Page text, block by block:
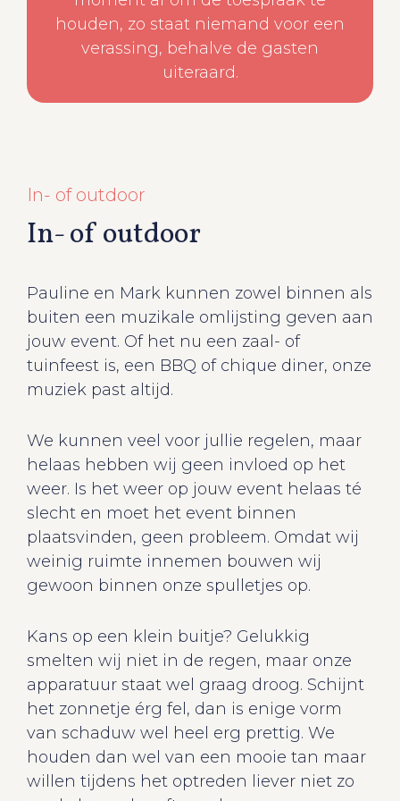
houden, zo staat niemand voor een
verassing, behalve de gasten
uiteraard.
In- of outdoor
In- of outdoor
Pauline en Mark kunnen zowel binnen als
buiten een muzikale omlijsting geven aan
jouw event. Of het nu een zaal- of
tuinfeest is, een BBQ of chique diner, onze
muziek past altijd.
We kunnen veel voor jullie regelen, maar
helaas hebben wij geen invloed op het
weer. Is het weer op jouw event helaas té
slecht en moet het event binnen
plaatsvinden, geen probleem. Omdat wij
weinig ruimte innemen bouwen wij
gewoon binnen onze spulletjes op.
Kans op een klein buitje? Gelukkig
smelten wij niet in de regen, maar onze
apparatuur staat wel graag droog. Schijnt
het zonnetje érg fel, dan is enige vorm
van schaduw wel heel erg prettig. We
houden dan wel van een mooie tan maar
willen tijdens het optreden liever niet zo